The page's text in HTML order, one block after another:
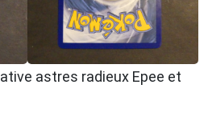
astres radieux Epee et